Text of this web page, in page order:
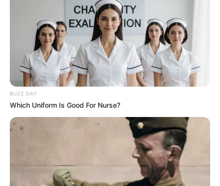
BUZZ DAY
Which Uniform Is Good For Nurse?